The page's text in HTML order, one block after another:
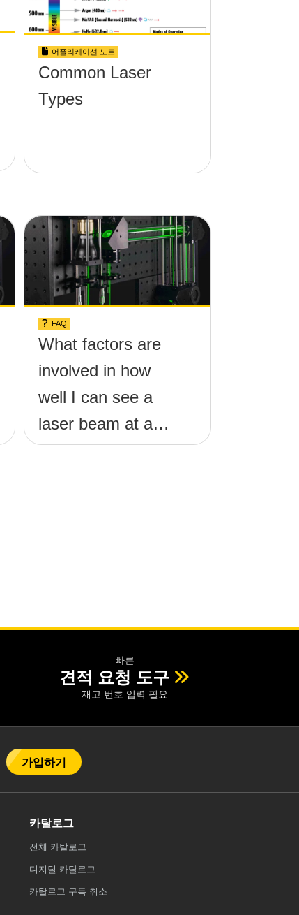
어플리케이션 노트
Common Laser
Types
FAQ
What factors are
involved in how
well I can see a
laser beam at a
given distance?
빠른
견적 요청 도구
재고 번호 입력 필요
가입하기
카탈로그
전체 카탈로그
디지털 카탈로그
카탈로그 구독 취소